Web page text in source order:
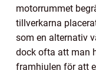
motorrummet
tillverkarna
som en alternativ
dock ofta att man
framhjulen för att